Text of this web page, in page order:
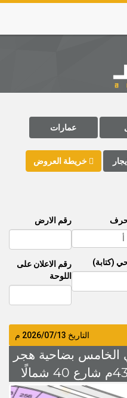
عمارات
خريطة العروض
(كتابة)
رقم الارض
رقم اﻻعلان على
اللوحة
التاريخ 2026/07/13 م
بضاحية هجر
رقم 196/ب المساحة 437م شارع 40 شمالًا